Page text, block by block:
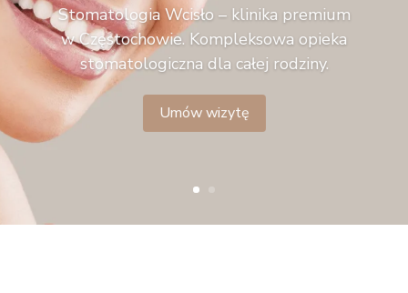
Stomatologia Wcisło – klinika premium
w Częstochowie. Kompleksowa opieka
stomatologiczna dla całej rodziny.
Umów wizytę